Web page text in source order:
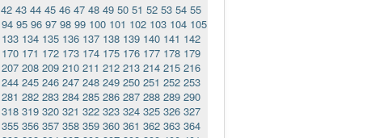
42 43 44 45 46 47 48 49 50 51 52 53 54 55
94 95 96 97 98 99 100 101 102 103 104 105
133 134 135 136 137 138 139 140 141 142
170 171 172 173 174 175 176 177 178 179
207 208 209 210 211 212 213 214 215 216
244 245 246 247 248 249 250 251 252 253
281 282 283 284 285 286 287 288 289 290
318 319 320 321 322 323 324 325 326 327
355 356 357 358 359 360 361 362 363 364